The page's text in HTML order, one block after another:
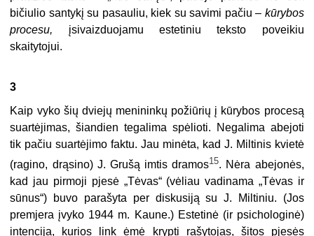
bičiulio santykį su pasauliu, kiek su savimi pačiu – kūrybos
procesu, įsivaizduojamu estetiniu teksto poveikiu
skaitytojui.
3
Kaip vyko šių dviejų menininkų požiūrių į kūrybos procesą
suartėjimas, šiandien tegalima spėlioti. Negalima abejoti
tik pačiu suartėjimo faktu. Jau minėta, kad J. Miltinis kvietė
(ragino, drąsino) J. Grušą imtis dramos15. Nėra abejonės,
kad jau pirmoji pjesė „Tėvas“ (vėliau vadinama „Tėvas ir
sūnus“) buvo parašyta per diskusiją su J. Miltiniu. (Jos
premjera įvyko 1944 m. Kaune.) Estetinė (ir psichologinė)
intencija, kurios link ėmė kryp­ti rašytojas, šitos pjesės